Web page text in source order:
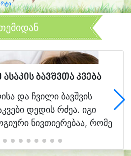
ბავშვთა კვება
და ჩვილი ბავშვის
დედის რძეა. იგი
ნივთიერებაა, რომე